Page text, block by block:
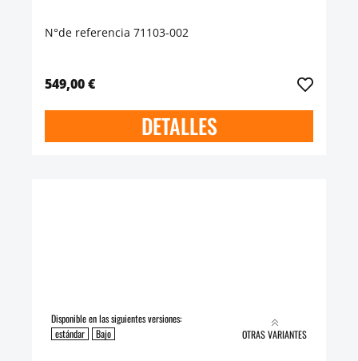
N°de referencia 71103-002
549,00 €
DETALLES
Disponible en las siguientes versiones:
estándar
Bajo OTRAS VARIANTES